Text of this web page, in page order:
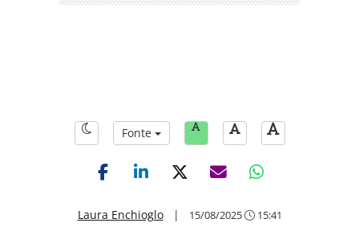
Fonte
Laura Enchioglo| 15/08/2025 15:41